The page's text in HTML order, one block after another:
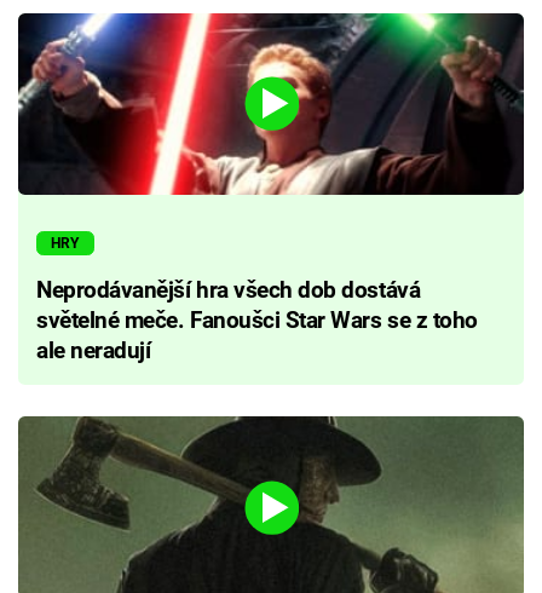
HRY
Neprodávanější hra všech dob dostává
světelné meče. Fanoušci Star Wars se z toho
ale neradují